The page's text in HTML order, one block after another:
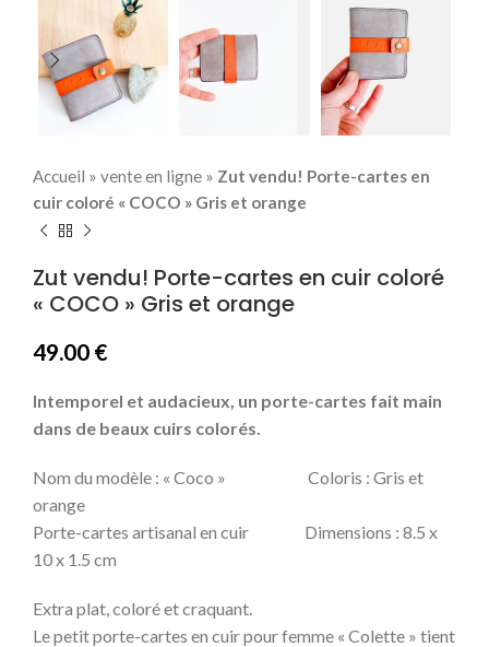
Accueil » vente en ligne » Zut vendu! Porte-cartes en
cuir coloré « COCO » Gris et orange
Zut vendu! Porte-cartes en cuir coloré
« COCO » Gris et orange
49.00 €
Intemporel et audacieux, un porte-cartes fait main
dans de beaux cuirs colorés.
Nom du modèle : « Coco » Coloris : Gris et
orange
Porte-cartes artisanal en cuir Dimensions : 8.5 x
10 x 1.5 cm
Extra plat, coloré et craquant.
Le petit porte-cartes en cuir pour femme « Colette » tient